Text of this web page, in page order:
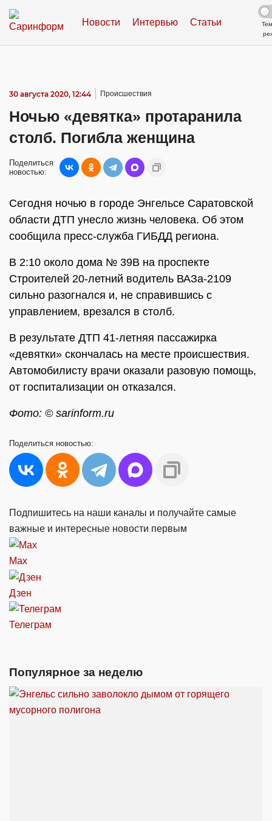
Новости Интервью Статьи
30 августа 2020, 12:44 Происшествия
Ночью «девятка» протаранила
столб. Погибла женщина
Поделиться
новостью:
Сегодня ночью в городе Энгельсе Саратовской
области ДТП унесло жизнь человека. Об этом
сообщила пресс-служба ГИБДД региона.
В 2:10 около дома № 39В на проспекте
Строителей 20-летний водитель ВАЗа-2109
сильно разогнался и, не справившись с
управлением, врезался в столб.
В результате ДТП 41-летняя пассажирка
«девятки» скончалась на месте происшествия.
Автомобилисту врачи оказали разовую помощь,
от госпитализации он отказался.
Фото: © sarinform.ru
Поделиться новостью:
Подпишитесь на наши каналы и получайте самые
важные и интересные новости первым
Max
Дзен
Телеграм
Популярное за неделю